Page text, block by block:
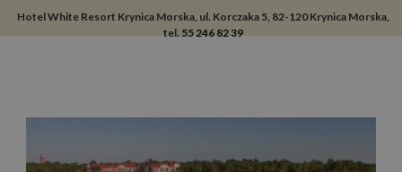
Hotel White Resort Krynica Morska, ul. Korczaka 5, 82-120 Krynica Morska,
tel.55 246 82 39